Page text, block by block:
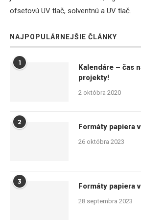
ofsetovú UV tlač, solventnú a UV tlač.
NAJPOPULÁRNEJŠIE ČLÁNKY
1
Kalendáre – čas
projekty!
2 októbra 2020
2
Formáty papiera
26 októbra 2023
3
Formáty papiera
28 septembra 2023